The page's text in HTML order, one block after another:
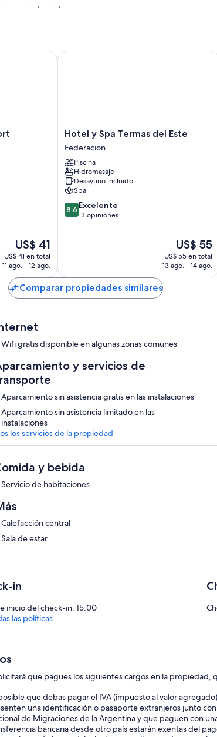
gratis
El
precio
actual
de
US$ 41
US$ 41
US$ 41 en total
11 ago. - 12 ago.
Hotel
y
Spa
Termas
del
Este
Federacion
Hotel y Spa Termas del Este
Federacion
Piscina
Hidromasaje
Desayuno incluido
Spa
8.6
de
8,6 Excelente
13 opiniones
El
precio
actual
US$ 55
US$ 55 en total
13 ago. - 14 ago.
Hotel y Spa Termas del Este
Comparar propiedades similares
Wifi gratis disponible en algunas zonas comunes
y servicios de
Aparcamiento sin asistencia gratis en las instalaciones
Aparcamiento sin asistencia limitado en las
instalaciones
los servicios de la propiedad
y bebida
Servicio de habitaciones
Calefacción central
Sala de estar
in
inicio del check-in: 15:00
las políticas
que pagues los siguientes cargos en la propiedad,
que debas pagar el IVA (impuesto al valor
una identificación o pasaporte extranjeros junto
de Migraciones de la Argentina y que paguen con
bancaria desde otro país estarán exentas del